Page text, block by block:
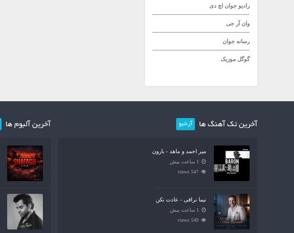
رادیو جوان اچ دی
وان آر جی
رسانه جوان
گوگل موزیک
آخرین تک آهنگ ها آرشیو
میر احمد و ماهد - بارون
1 ساعت پیش
547 views
نیما نراقی - عادت نکن
1 ساعت پیش
549 views
آخرین آلبوم ها